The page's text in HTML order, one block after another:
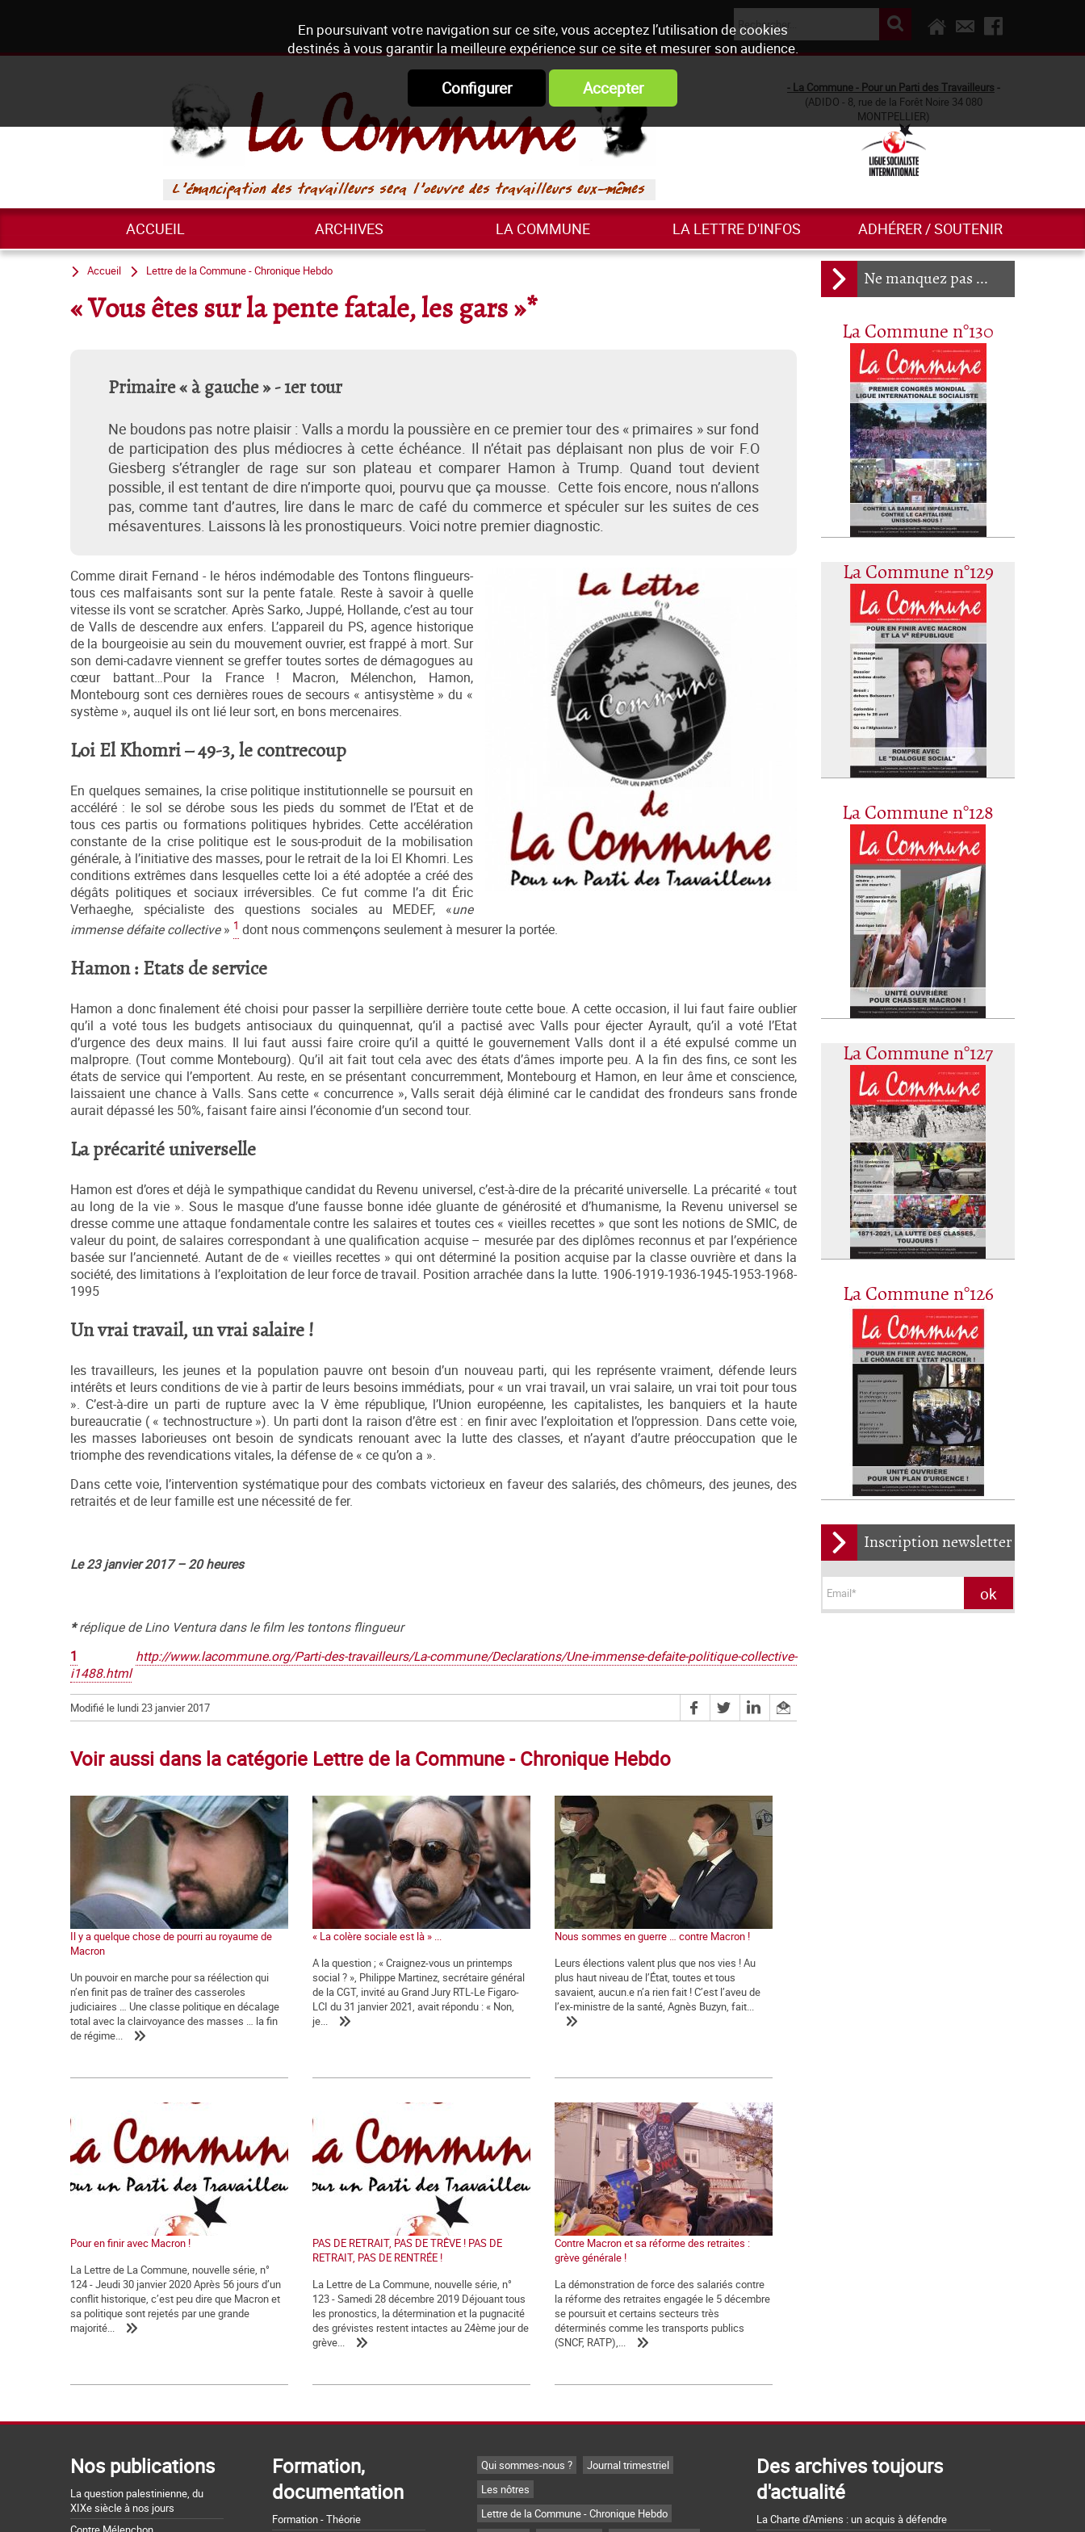
En poursuivant votre navigation sur ce site, vous acceptez l’utilisation de cookies
destinés à vous garantir la meilleure expérience sur ce site et mesurer son audience.
Configurer Accepter - La Commune - Pour un Parti des Travailleurs -
(ADIDO - 8, rue de la Forêt Noire 34 080
MONTPELLIER)
ACCUEIL ARCHIVES LA COMMUNE LA LETTRE D'INFOS ADHÉRER / SOUTENIR
Ne manquez pas ...
La Commune n°130
La Commune n°129
La Commune n°128
La Commune n°127
La Commune n°126
Inscription newsletter
Accueil Lettre de la Commune - Chronique Hebdo
« Vous êtes sur la pente fatale, les gars »*
Primaire « à gauche » - 1er tour
Ne boudons pas notre plaisir : Valls a mordu la poussière en ce premier tour des « primaires » sur fond
de participation des plus médiocres à cette échéance. Il n’était pas déplaisant non plus de voir F.O
Giesberg s’étrangler de rage sur son plateau et comparer Hamon à Trump. Quand tout devient
possible, il est tentant de dire n’importe quoi, pourvu que ça mousse. Cette fois encore, nous n’allons
pas, comme tant d’autres, lire dans le marc de café du commerce et spéculer sur les suites de ces
mésaventures. Laissons là les pronostiqueurs. Voici notre premier diagnostic.
Comme dirait Fernand - le héros indémodable des Tontons flingueurs-
tous ces malfaisants sont sur la pente fatale. Reste à savoir à quelle
vitesse ils vont se scratcher. Après Sarko, Juppé, Hollande, c’est au tour
de Valls de descendre aux enfers. L’appareil du PS, agence historique
de la bourgeoisie au sein du mouvement ouvrier, est frappé à mort. Sur
son demi-cadavre viennent se greffer toutes sortes de démagogues au
cœur battant…Pour la France ! Macron, Mélenchon, Hamon,
Montebourg sont ces dernières roues de secours « antisystème » du «
système », auquel ils ont lié leur sort, en bons mercenaires.
Loi El Khomri – 49-3, le contrecoup
En quelques semaines, la crise politique institutionnelle se poursuit en
accéléré : le sol se dérobe sous les pieds du sommet de l’Etat et de
tous ces partis ou formations politiques hybrides. Cette accélération
constante de la crise politique est le sous-produit de la mobilisation
générale, à l’initiative des masses, pour le retrait de la loi El Khomri. Les
conditions extrêmes dans lesquelles cette loi a été adoptée a créé des
dégâts politiques et sociaux irréversibles. Ce fut comme l’a dit Éric
Verhaeghe, spécialiste des questions sociales au MEDEF, «une
immense défaite collective» 1 dont nous commençons seulement à mesurer la portée.
Hamon : Etats de service
Hamon a donc finalement été choisi pour passer la serpillière derrière toute cette boue. A cette occasion, il lui faut faire oublier
qu’il a voté tous les budgets antisociaux du quinquennat, qu’il a pactisé avec Valls pour éjecter Ayrault, qu’il a voté l’Etat
d’urgence des deux mains. Il lui faut aussi faire croire qu’il a quitté le gouvernement Valls dont il a été expulsé comme un
malpropre. (Tout comme Montebourg). Qu’il ait fait tout cela avec des états d’âmes importe peu. A la fin des fins, ce sont les
états de service qui l’emportent. Au reste, en se présentant concurremment, Montebourg et Hamon, en leur âme et conscience,
laissaient une chance à Valls. Sans cette « concurrence », Valls serait déjà éliminé car le candidat des frondeurs sans fronde
aurait dépassé les 50%, faisant faire ainsi l’économie d’un second tour.
La précarité universelle
Hamon est d’ores et déjà le sympathique candidat du Revenu universel, c’est-à-dire de la précarité universelle. La précarité « tout
au long de la vie ». Sous le masque d’une fausse bonne idée gluante de générosité et d’humanisme, la Revenu universel se
dresse comme une attaque fondamentale contre les salaires et toutes ces « vieilles recettes » que sont les notions de SMIC, de
valeur du point, de salaires correspondant à une qualification acquise – mesurée par des diplômes reconnus et par l’expérience
basée sur l’ancienneté. Autant de de « vieilles recettes » qui ont déterminé la position acquise par la classe ouvrière et dans la
société, des limitations à l’exploitation de leur force de travail. Position arrachée dans la lutte. 1906-1919-1936-1945-1953-1968-
1995
Un vrai travail, un vrai salaire !
les travailleurs, les jeunes et la population pauvre ont besoin d’un nouveau parti, qui les représente vraiment, défende leurs
intérêts et leurs conditions de vie à partir de leurs besoins immédiats, pour « un vrai travail, un vrai salaire, un vrai toit pour tous
». C’est-à-dire un parti de rupture avec la V ème république, l’Union européenne, les capitalistes, les banquiers et la haute
bureaucratie ( « technostructure »). Un parti dont la raison d’être est : en finir avec l’exploitation et l’oppression. Dans cette voie,
les masses laborieuses ont besoin de syndicats renouant avec la lutte des classes, et n’ayant d’autre préoccupation que le
triomphe des revendications vitales, la défense de « ce qu’on a ».
Dans cette voie, l’intervention systématique pour des combats victorieux en faveur des salariés, des chômeurs, des jeunes, des
retraités et de leur famille est une nécessité de fer.
Le 23 janvier 2017 – 20 heures
*réplique de Lino Ventura dans le film les tontons flingueur
1
http://www.lacommune.org/Parti-des-travailleurs/La-commune/Declarations/Une-immense-defaite-politique-collective-
i1488.html
Modifié le lundi 23 janvier 2017
Voir aussi dans la catégorie Lettre de la Commune - Chronique Hebdo
Il y a quelque chose de pourri au royaume de
Macron
Un pouvoir en marche pour sa réélection qui
n’en finit pas de traîner des casseroles
judiciaires … Une classe politique en décalage
total avec la clairvoyance des masses … la fin
de régime...
« La colère sociale est là » ...
A la question ; « Craignez-vous un printemps
social ? », Philippe Martinez, secrétaire général
de la CGT, invité au Grand Jury RTL-Le Figaro-
LCI du 31 janvier 2021, avait répondu : « Non,
je...
Nous sommes en guerre … contre Macron !
Leurs élections valent plus que nos vies ! Au
plus haut niveau de l’État, toutes et tous
savaient, aucun.e n’a rien fait ! C’est l’aveu de
l’ex-ministre de la santé, Agnès Buzyn, fait...
Pour en finir avec Macron !
La Lettre de La Commune, nouvelle série, n°
124 - Jeudi 30 janvier 2020 Après 56 jours d’un
conflit historique, c’est peu dire que Macron et
sa politique sont rejetés par une grande
majorité...
PAS DE RETRAIT, PAS DE TRÊVE ! PAS DE
RETRAIT, PAS DE RENTRÉE !
La Lettre de La Commune, nouvelle série, n°
123 - Samedi 28 décembre 2019 Déjouant tous
les pronostics, la détermination et la pugnacité
des grévistes restent intactes au 24ème jour de
grève...
Contre Macron et sa réforme des retraites :
grève générale !
La démonstration de force des salariés contre
la réforme des retraites engagée le 5 décembre
se poursuit et certains secteurs très
déterminés comme les transports publics
(SNCF, RATP),...
Nos publications
La question palestinienne, du
XIXe siècle à nos jours
Formation,
documentation
Formation - Théorie
Qui sommes-nous ?
Journal trimestriel
Les nôtres
Lettre de la Commune - Chronique Hebdo
Des archives toujours
d'actualité
La Charte d'Amiens : un acquis à défendre